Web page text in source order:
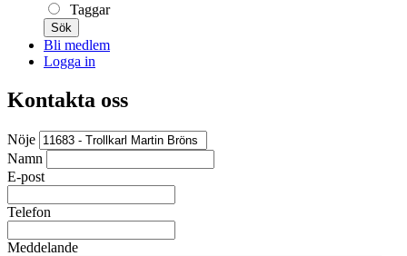
Taggar
Sök
Bli medlem
Logga in
Kontakta oss
Nöje
Namn
E-post
Telefon
Meddelande